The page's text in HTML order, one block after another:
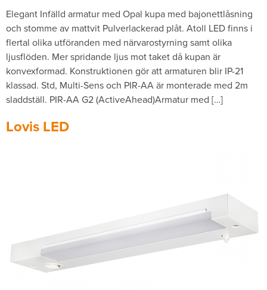
Elegant Infälld armatur med Opal kupa med bajonettlåsning
och stomme av mattvit Pulverlackerad plåt. Atoll LED finns i
flertal olika utföranden med närvarostyrning samt olika
ljusflöden. Mer spridande ljus mot taket då kupan är
konvexformad. Konstruktionen gör att armaturen blir IP-21
klassad. Std, Multi-Sens och PIR-AA är monterade med 2m
sladdställ. PIR-AA G2 (ActiveAhead)Armatur med […]
Lovis LED